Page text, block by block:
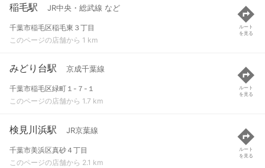
稲毛駅 JR中央・総武線 など
千葉市稲毛区稲毛東３丁目
このページの店舗から 1 km
ルート
を見る
みどり台駅 京成千葉線
千葉市稲毛区緑町１-７-１
このページの店舗から 1.7 km
ルート
を見る
検見川浜駅 JR京葉線
千葉市美浜区真砂４丁目
このページの店舗から 2.1 km
ルート
を見る